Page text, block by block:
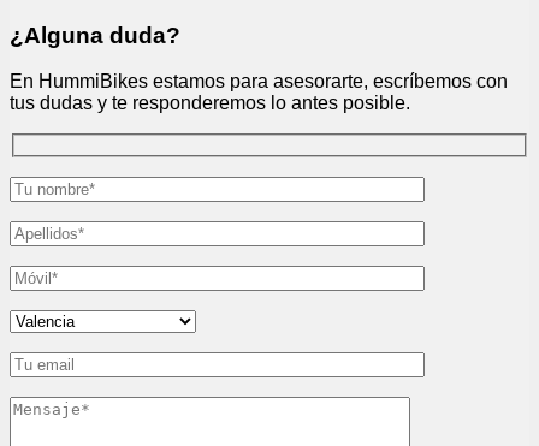
¿Alguna duda?
En HummiBikes estamos para asesorarte, escríbemos con
tus dudas y te responderemos lo antes posible.